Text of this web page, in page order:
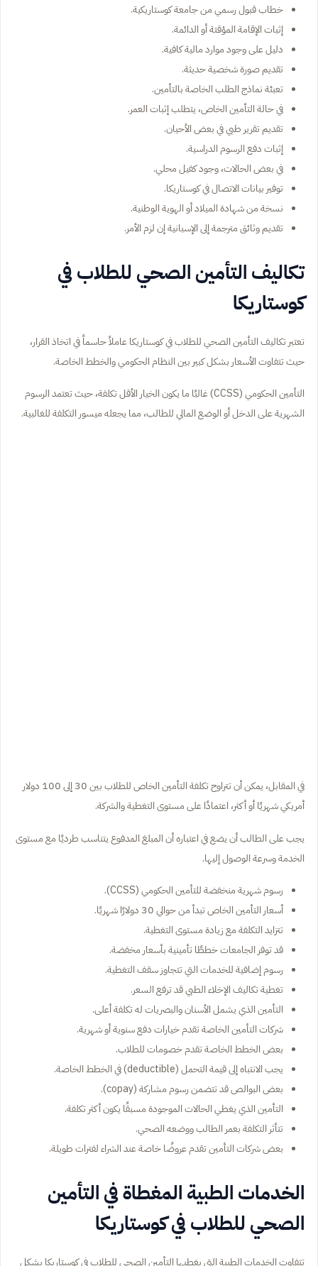
خطاب قبول رسمي من جامعة كوستاريكية.
إثبات الإقامة المؤقتة أو الدائمة.
دليل على وجود موارد مالية كافية.
تقديم صورة شخصية حديثة.
تعبئة نماذج الطلب الخاصة بالتأمين.
في حالة التأمين الخاص، يتطلب إثبات العمر.
تقديم تقرير طبي في بعض الأحيان.
إثبات دفع الرسوم الدراسية.
في بعض الحالات، وجود كفيل محلي.
توفير بيانات الاتصال في كوستاريكا.
نسخة من شهادة الميلاد أو الهوية الوطنية.
تقديم وثائق مترجمة إلى الإسبانية إن لزم الأمر.
تكاليف التأمين الصحي للطلاب في
كوستاريكا
تعتبر تكاليف التأمين الصحي للطلاب في كوستاريكا عاملاً حاسماً في اتخاذ القرار،
حيث تتفاوت الأسعار بشكل كبير بين النظام الحكومي والخطط الخاصة.
التأمين الحكومي (CCSS) غالبًا ما يكون الخيار الأقل تكلفة، حيث تعتمد الرسوم
الشهرية على الدخل أو الوضع المالي للطالب، مما يجعله ميسور التكلفة للغالبية.
في المقابل، يمكن أن تتراوح تكلفة التأمين الخاص للطلاب بين 30 إلى 100 دولار
أمريكي شهريًا أو أكثر، اعتمادًا على مستوى التغطية والشركة.
يجب على الطالب أن يضع في اعتباره أن المبلغ المدفوع يتناسب طرديًا مع مستوى
الخدمة وسرعة الوصول إليها.
رسوم شهرية منخفضة للتأمين الحكومي (CCSS).
أسعار التأمين الخاص تبدأ من حوالي 30 دولارًا شهريًا.
تتزايد التكلفة مع زيادة مستوى التغطية.
قد توفر الجامعات خططًا تأمينية بأسعار مخفضة.
رسوم إضافية للخدمات التي تتجاوز سقف التغطية.
تغطية تكاليف الإخلاء الطبي قد ترفع السعر.
التأمين الذي يشمل الأسنان والبصريات له تكلفة أعلى.
شركات التأمين الخاصة تقدم خيارات دفع سنوية أو شهرية.
بعض الخطط الخاصة تقدم خصومات للطلاب.
يجب الانتباه إلى قيمة التحمل (deductible) في الخطط الخاصة.
بعض البوالص قد تتضمن رسوم مشاركة (copay).
التأمين الذي يغطي الحالات الموجودة مسبقًا يكون أكثر تكلفة.
تتأثر التكلفة بعمر الطالب ووضعه الصحي.
بعض شركات التأمين تقدم عروضًا خاصة عند الشراء لفترات طويلة.
الخدمات الطبية المغطاة في التأمين
الصحي للطلاب في كوستاريكا
تتفاوت الخدمات الطبية التي يغطيها التأمين الصحي للطلاب في كوستاريكا بشكل